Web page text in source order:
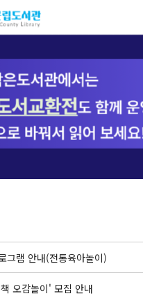
그램 안내(전통육아놀이)
오감놀이' 모집 안내